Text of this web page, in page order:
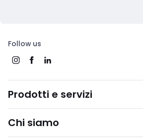
Follow us
Prodotti e servizi
Chi siamo